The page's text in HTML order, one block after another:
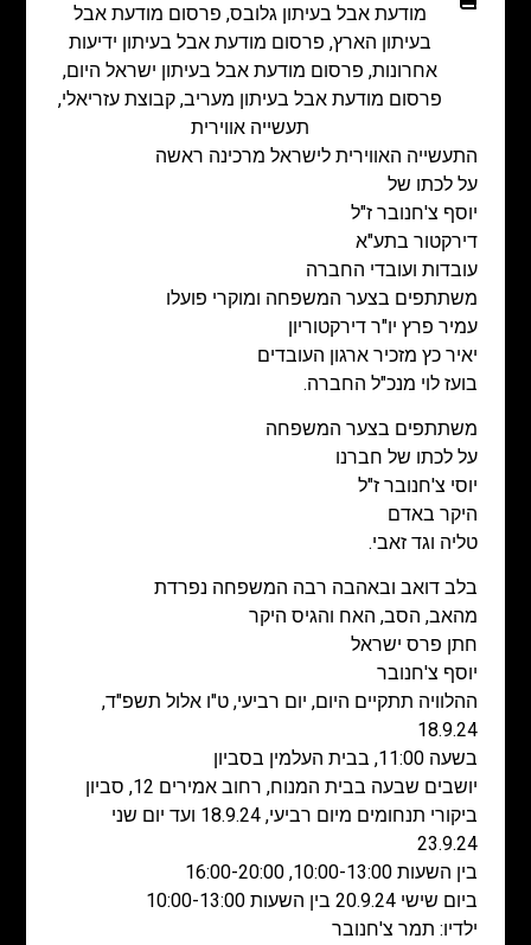
מודעת אבל בעיתון גלובס, פרסום מודעת אבל
בעיתון הארץ, פרסום מודעת אבל בעיתון ידיעות
אחרונות, פרסום מודעת אבל בעיתון ישראל היום,
פרסום מודעת אבל בעיתון מעריב, קבוצת עזריאלי,
תעשייה אווירית
התעשייה האווירית לישראל מרכינה ראשה
על לכתו של
יוסף צ'חנובר ז"ל
דירקטור בתע"א
עובדות ועובדי החברה
משתתפים בצער המשפחה ומוקרי פועלו
עמיר פרץ יו"ר דירקטוריון
יאיר כץ מזכיר ארגון העובדים
בועז לוי מנכ"ל החברה.
משתתפים בצער המשפחה
על לכתו של חברנו
יוסי צ'חנובר ז"ל
היקר באדם
טליה וגד זאבי.
בלב דואב ובאהבה רבה המשפחה נפרדת
מהאב, הסב, האח והגיס היקר
חתן פרס ישראל
יוסף צ'חנובר
ההלוויה תתקיים היום, יום רביעי, ט"ו אלול תשפ"ד,
18.9.24
בשעה 11:00, בבית העלמין בסביון
יושבים שבעה בבית המנוח, רחוב אמירים 12, סביון
ביקורי תנחומים מיום רביעי, 18.9.24 ועד יום שני
23.9.24
בין השעות 10:00-13:00, 16:00-20:00
ביום שישי 20.9.24 בין השעות 10:00-13:00
ילדיו: תמר צ'חנובר